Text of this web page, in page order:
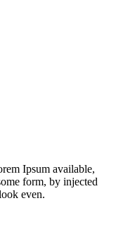
Ipsum available,
form, by injected
even.